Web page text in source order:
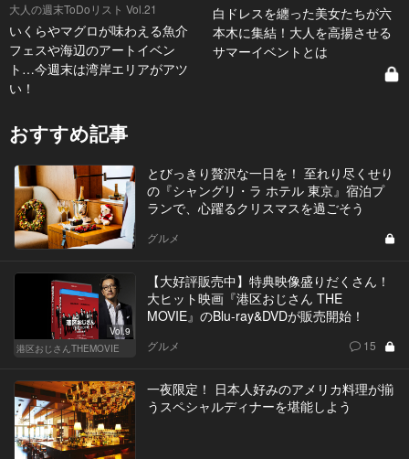
大人の週末ToDoリスト Vol.21
いくらやマグロが味わえる魚介
フェスや海辺のアートイベン
ト…今週末は湾岸エリアがアツ
い！
白ドレスを纏った美女たちが六
本木に集結！大人を高揚させる
サマーイベントとは
おすすめ記事
とびっきり贅沢な一日を！ 至れり尽くせり
の『シャングリ・ラ ホテル 東京』宿泊プ
ランで、心躍るクリスマスを過ごそう
グルメ
Vol.9
港区おじさんTHEMOVIE
【大好評販売中】特典映像盛りだくさん！
大ヒット映画『港区おじさん THE
MOVIE』のBlu-ray&DVDが販売開始！
グルメ 15
一夜限定！ 日本人好みのアメリカ料理が揃
うスペシャルディナーを堪能しよう